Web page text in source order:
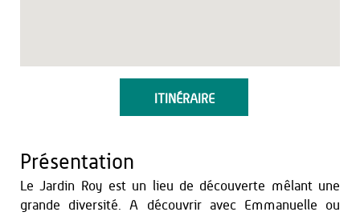
ITINÉRAIRE
Présentation
Le Jardin Roy est un lieu de découverte mêlant une
grande diversité. A découvrir avec Emmanuelle ou